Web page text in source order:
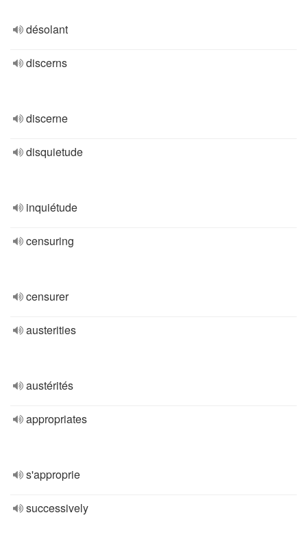
désolant
discerns
discerne
disquietude
inquiétude
censuring
censurer
austerities
austérités
appropriates
s'approprie
successively